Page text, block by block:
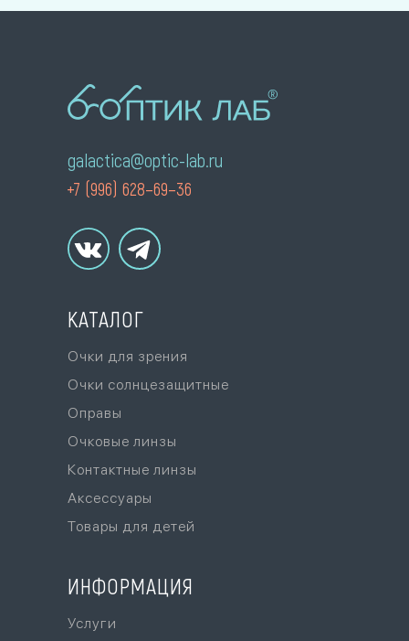
galactica@optic-lab.ru
Очки для зрения
Очки солнцезащитные
Очковые линзы
Оправы
Контактные линзы
Аксессуары
Товары для детей
+7 (996) 628–69–36
ИНФОРМАЦИЯ
Услуги
КАТАЛОГ